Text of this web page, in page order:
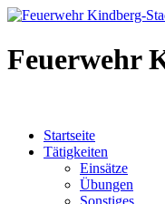
Feuerwehr
Startseite
Tätigkeiten
Einsätze
Übungen
Sonstiges